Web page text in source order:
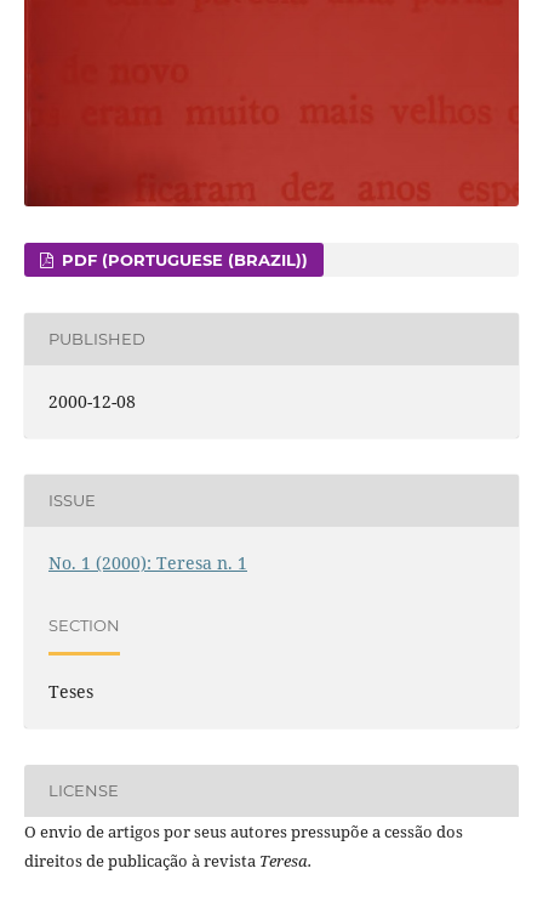
PDF (PORTUGUESE (BRAZIL))
PUBLISHED
2000-12-08
ISSUE
No. 1 (2000): Teresa n. 1
SECTION
Teses
LICENSE
O envio de artigos por seus autores pressupõe a cessão dos
direitos de publicação à revista Teresa.